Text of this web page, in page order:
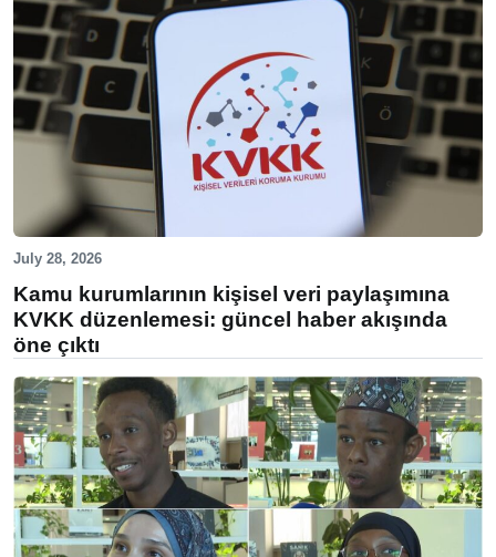
July 28, 2026
Kamu kurumlarının kişisel veri paylaşımına
KVKK düzenlemesi: güncel haber akışında
öne çıktı